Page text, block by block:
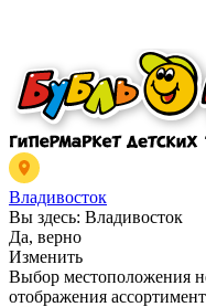
Владивосток
Вы здесь: Владивосток
Да, верно
Изменить
Выбор местоположения
отображения